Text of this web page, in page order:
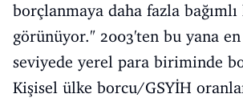
borçlanmaya daha fazla
görünüyor." 2003'ten bu yana
seviyede yerel para biriminde
Kişisel ülke borcu/GSYİH